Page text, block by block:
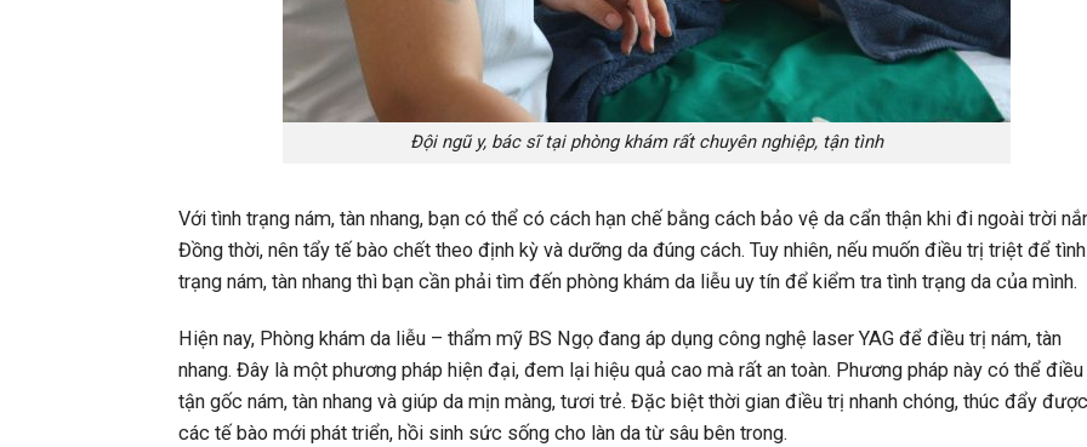
Đội ngũ y, bác sĩ tại phòng khám rất chuyên nghiệp, tận tình
Với tình trạng nám, tàn nhang, bạn có thể có cách hạn chế bằng cách bảo vệ da cẩn thận khi đi ngoài trời
Đồng thời, nên tẩy tế bào chết theo định kỳ và dưỡng da đúng cách. Tuy nhiên, nếu muốn điều trị triệt để tình
trạng nám, tàn nhang thì bạn cần phải tìm đến phòng khám da liễu uy tín để kiểm tra tình trạng da của mình.
Hiện nay, Phòng khám da liễu – thẩm mỹ BS Ngọ đang áp dụng công nghệ laser YAG để điều trị nám, tàn
nhang. Đây là một phương pháp hiện đại, đem lại hiệu quả cao mà rất an toàn. Phương pháp này có thể
tận gốc nám, tàn nhang và giúp da mịn màng, tươi trẻ. Đặc biệt thời gian điều trị nhanh chóng, thúc đẩy được
các tế bào mới phát triển, hồi sinh sức sống cho làn da từ sâu bên trong.